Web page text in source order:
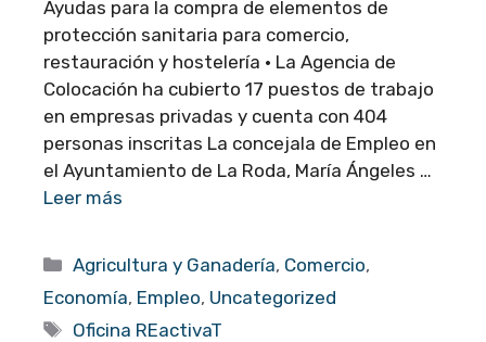
Ayudas para la compra de elementos de
protección sanitaria para comercio,
restauración y hostelería · La Agencia de
Colocación ha cubierto 17 puestos de trabajo
en empresas privadas y cuenta con 404
personas inscritas La concejala de Empleo en
el Ayuntamiento de La Roda, María Ángeles …
Leer más
Categorías
Agricultura y Ganadería, Comercio,
Economía, Empleo, Uncategorized
Etiquetas
Oficina REactivaT